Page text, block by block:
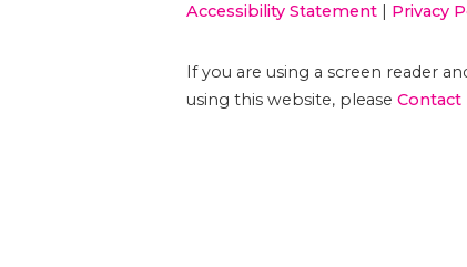
Accessibility Statement
Privacy
If you are using a screen reader
using this website, please Contact